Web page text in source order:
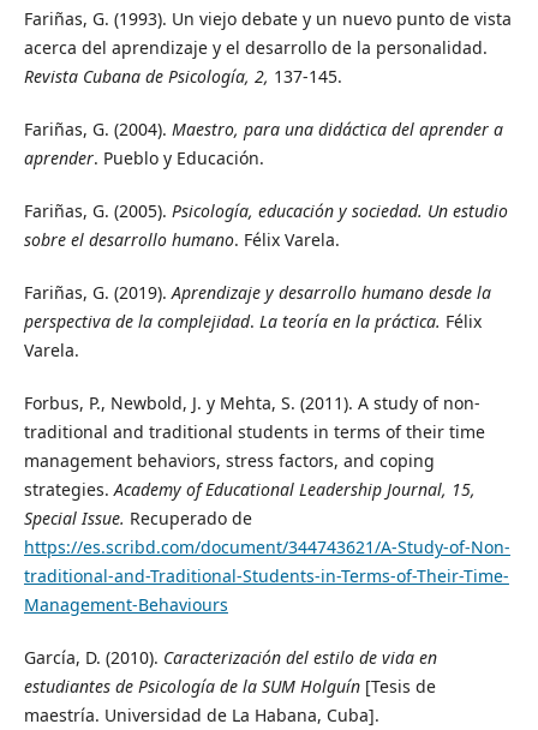
Fariñas, G. (1993). Un viejo debate y un nuevo punto de vista
acerca del aprendizaje y el desarrollo de la personalidad.
Revista Cubana de Psicología, 2, 137-145.
Fariñas, G. (2004). Maestro, para una didáctica del aprender a
aprender. Pueblo y Educación.
Fariñas, G. (2005). Psicología, educación y sociedad. Un estudio
sobre el desarrollo humano. Félix Varela.
Fariñas, G. (2019). Aprendizaje y desarrollo humano desde la
perspectiva de la complejidad. La teoría en la práctica. Félix
Varela.
Forbus, P., Newbold, J. y Mehta, S. (2011). A study of non-
traditional and traditional students in terms of their time
management behaviors, stress factors, and coping
strategies. Academy of Educational Leadership Journal, 15,
Special Issue. Recuperado de
https://es.scribd.com/document/344743621/A-Study-of-Non-
traditional-and-Traditional-Students-in-Terms-of-Their-Time-
Management-Behaviours
García, D. (2010). Caracterización del estilo de vida en
estudiantes de Psicología de la SUM Holguín[Tesis de
maestría. Universidad de La Habana, Cuba].